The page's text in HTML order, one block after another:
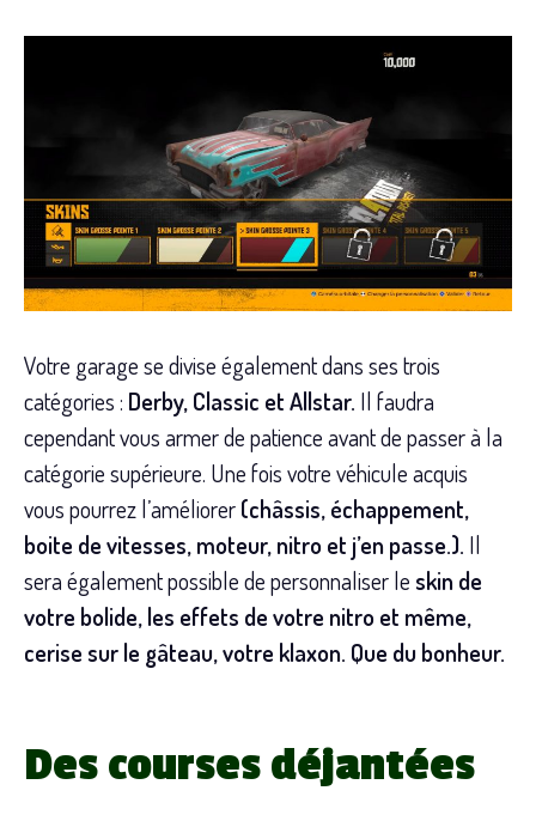
Votre garage se divise également dans ses trois
catégories : Derby, Classic et Allstar. Il faudra
cependant vous armer de patience avant de passer à la
catégorie supérieure. Une fois votre véhicule acquis
vous pourrez l’améliorer(châssis, échappement,
boite de vitesses, moteur, nitro et j’en passe.). Il
sera également possible de personnaliser le skin de
votre bolide, les effets de votre nitro et même,
cerise sur le gâteau, votre klaxon. Que du bonheur.
Des courses déjantées